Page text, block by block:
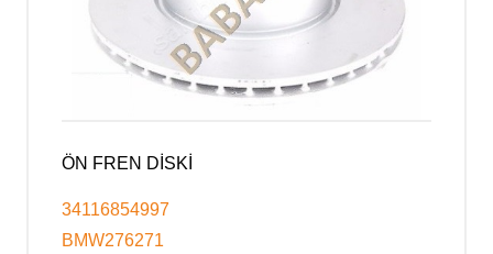
ÖN FREN DİSKİ
34116854997
BMW276271